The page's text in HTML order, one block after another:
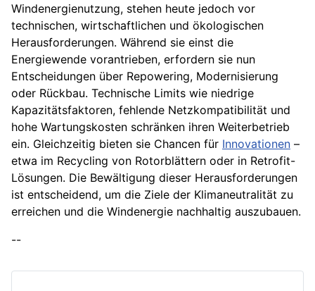
Windenergienutzung, stehen heute jedoch vor
technischen, wirtschaftlichen und ökologischen
Herausforderungen. Während sie einst die
Energiewende vorantrieben, erfordern sie nun
Entscheidungen über Repowering, Modernisierung
oder Rückbau. Technische Limits wie niedrige
Kapazitätsfaktoren, fehlende Netzkompatibilität und
hohe Wartungskosten schränken ihren Weiterbetrieb
ein. Gleichzeitig bieten sie Chancen für Innovationen –
etwa im Recycling von Rotorblättern oder in Retrofit-
Lösungen. Die Bewältigung dieser Herausforderungen
ist entscheidend, um die Ziele der Klimaneutralität zu
erreichen und die Windenergie nachhaltig auszubauen.
--